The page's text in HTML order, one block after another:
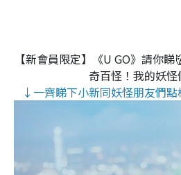
【新會員限定】《U GO》請你
奇百怪！我的妖怪
↓一齊睇下小新同妖怪朋友們